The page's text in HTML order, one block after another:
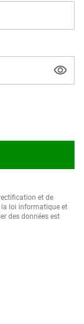
et de
la loi informatique et
des données est